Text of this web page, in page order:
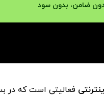
قسطی با ترب‌پی
فعالیتی است که در